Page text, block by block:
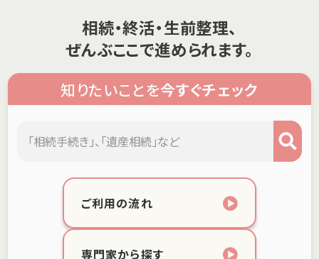
相続・終活・生前整理、
ぜんぶここで進められます。
知りたいことを今すぐチェック
ご利用の流れ
専門家から探す